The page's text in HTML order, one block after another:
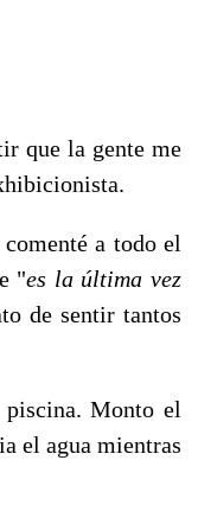
que la gente me
a todo el
"es la última vez
de sentir tantos
Monto el
el agua mientras